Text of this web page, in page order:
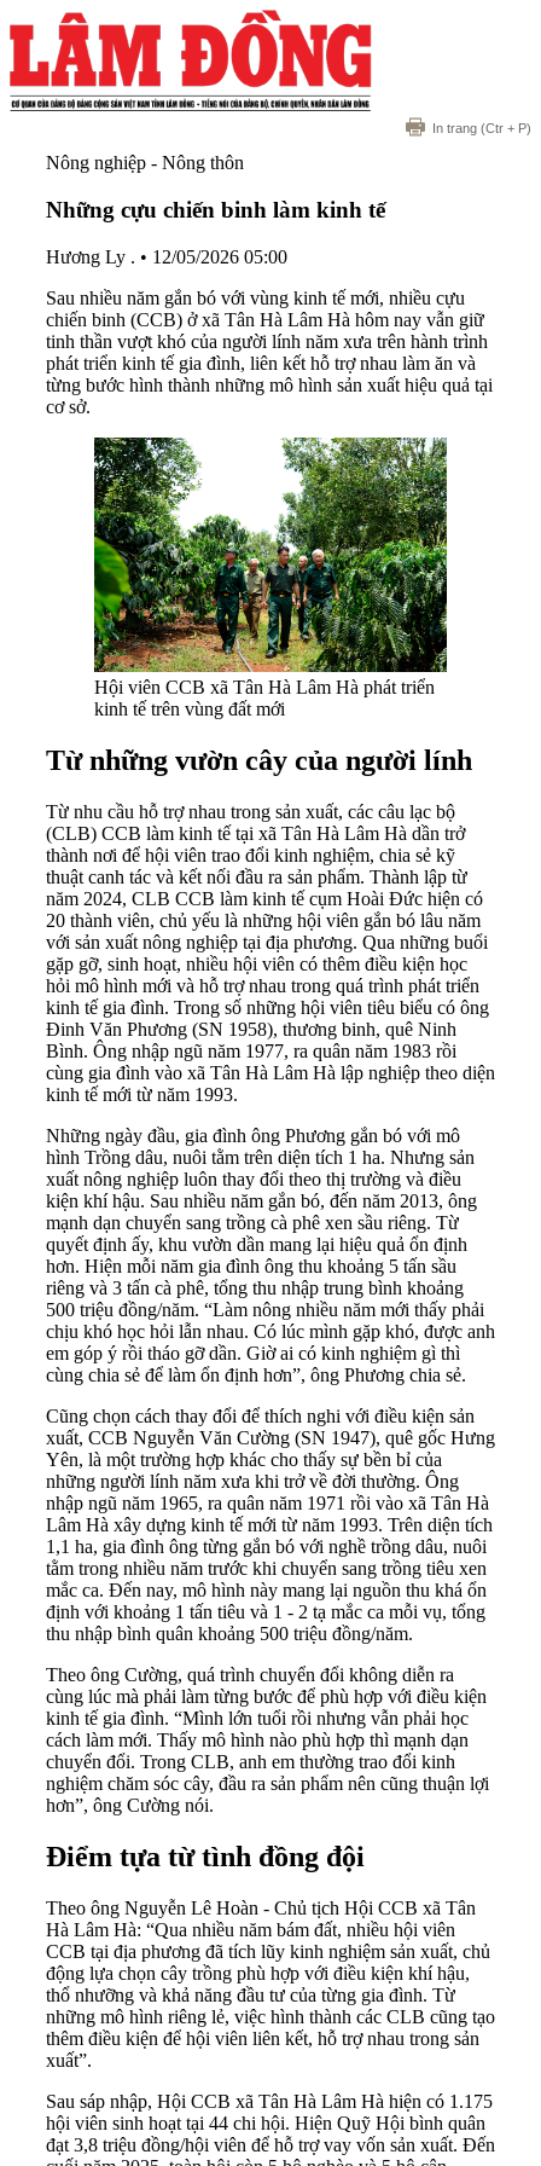
In trang (Ctr + P)
Nông nghiệp - Nông thôn
Những cựu chiến binh làm kinh tế
Hương Ly . • 12/05/2026 05:00
Sau nhiều năm gắn bó với vùng kinh tế mới, nhiều cựu
chiến binh (CCB) ở xã Tân Hà Lâm Hà hôm nay vẫn giữ
tinh thần vượt khó của người lính năm xưa trên hành trình
phát triển kinh tế gia đình, liên kết hỗ trợ nhau làm ăn và
từng bước hình thành những mô hình sản xuất hiệu quả tại
cơ sở.
Hội viên CCB xã Tân Hà Lâm Hà phát triển
kinh tế trên vùng đất mới
Từ những vườn cây của người lính
Từ nhu cầu hỗ trợ nhau trong sản xuất, các câu lạc bộ
(CLB) CCB làm kinh tế tại xã Tân Hà Lâm Hà dần trở
thành nơi để hội viên trao đổi kinh nghiệm, chia sẻ kỹ
thuật canh tác và kết nối đầu ra sản phẩm. Thành lập từ
năm 2024, CLB CCB làm kinh tế cụm Hoài Đức hiện có
20 thành viên, chủ yếu là những hội viên gắn bó lâu năm
với sản xuất nông nghiệp tại địa phương. Qua những buổi
gặp gỡ, sinh hoạt, nhiều hội viên có thêm điều kiện học
hỏi mô hình mới và hỗ trợ nhau trong quá trình phát triển
kinh tế gia đình. Trong số những hội viên tiêu biểu có ông
Đinh Văn Phương (SN 1958), thương binh, quê Ninh
Bình. Ông nhập ngũ năm 1977, ra quân năm 1983 rồi
cùng gia đình vào xã Tân Hà Lâm Hà lập nghiệp theo diện
kinh tế mới từ năm 1993.
Những ngày đầu, gia đình ông Phương gắn bó với mô
hình Trồng dâu, nuôi tằm trên diện tích 1 ha. Nhưng sản
xuất nông nghiệp luôn thay đổi theo thị trường và điều
kiện khí hậu. Sau nhiều năm gắn bó, đến năm 2013, ông
mạnh dạn chuyển sang trồng cà phê xen sầu riêng. Từ
quyết định ấy, khu vườn dần mang lại hiệu quả ổn định
hơn. Hiện mỗi năm gia đình ông thu khoảng 5 tấn sầu
riêng và 3 tấn cà phê, tổng thu nhập trung bình khoảng
500 triệu đồng/năm. “Làm nông nhiều năm mới thấy phải
chịu khó học hỏi lẫn nhau. Có lúc mình gặp khó, được anh
em góp ý rồi tháo gỡ dần. Giờ ai có kinh nghiệm gì thì
cùng chia sẻ để làm ổn định hơn”, ông Phương chia sẻ.
Cũng chọn cách thay đổi để thích nghi với điều kiện sản
xuất, CCB Nguyễn Văn Cường (SN 1947), quê gốc Hưng
Yên, là một trường hợp khác cho thấy sự bền bỉ của
những người lính năm xưa khi trở về đời thường. Ông
nhập ngũ năm 1965, ra quân năm 1971 rồi vào xã Tân Hà
Lâm Hà xây dựng kinh tế mới từ năm 1993. Trên diện tích
1,1 ha, gia đình ông từng gắn bó với nghề trồng dâu, nuôi
tằm trong nhiều năm trước khi chuyển sang trồng tiêu xen
mắc ca. Đến nay, mô hình này mang lại nguồn thu khá ổn
định với khoảng 1 tấn tiêu và 1 - 2 tạ mắc ca mỗi vụ, tổng
thu nhập bình quân khoảng 500 triệu đồng/năm.
Theo ông Cường, quá trình chuyển đổi không diễn ra
cùng lúc mà phải làm từng bước để phù hợp với điều kiện
kinh tế gia đình. “Mình lớn tuổi rồi nhưng vẫn phải học
cách làm mới. Thấy mô hình nào phù hợp thì mạnh dạn
chuyển đổi. Trong CLB, anh em thường trao đổi kinh
nghiệm chăm sóc cây, đầu ra sản phẩm nên cũng thuận lợi
hơn”, ông Cường nói.
Điểm tựa từ tình đồng đội
Theo ông Nguyễn Lê Hoàn - Chủ tịch Hội CCB xã Tân
Hà Lâm Hà: “Qua nhiều năm bám đất, nhiều hội viên
CCB tại địa phương đã tích lũy kinh nghiệm sản xuất, chủ
động lựa chọn cây trồng phù hợp với điều kiện khí hậu,
thổ nhưỡng và khả năng đầu tư của từng gia đình. Từ
những mô hình riêng lẻ, việc hình thành các CLB cũng tạo
thêm điều kiện để hội viên liên kết, hỗ trợ nhau trong sản
xuất”.
Sau sáp nhập, Hội CCB xã Tân Hà Lâm Hà hiện có 1.175
hội viên sinh hoạt tại 44 chi hội. Hiện Quỹ Hội bình quân
đạt 3,8 triệu đồng/hội viên để hỗ trợ vay vốn sản xuất. Đến